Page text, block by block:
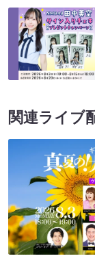
関連ライブ